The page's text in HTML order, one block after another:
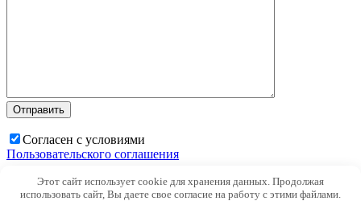
Согласен с условиями
Пользовательского соглашения
Этот сайт использует cookie для хранения данных. Продолжая
использовать сайт, Вы даете свое согласие на работу с этими файлами.